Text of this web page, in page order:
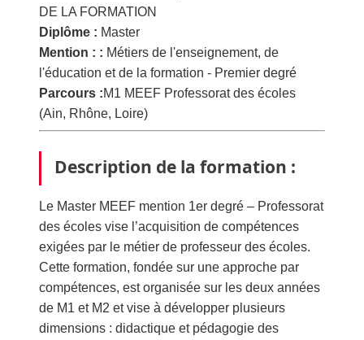
DE LA FORMATION
Diplôme : Master
Mention : : Métiers de l'enseignement, de
l'éducation et de la formation - Premier degré
Parcours :M1 MEEF Professorat des écoles
(Ain, Rhône, Loire)
Description de la formation :
Le Master MEEF mention 1er degré – Professorat
des écoles vise l’acquisition de compétences
exigées par le métier de professeur des écoles.
Cette formation, fondée sur une approche par
compétences, est organisée sur les deux années
de M1 et M2 et vise à développer plusieurs
dimensions : didactique et pédagogie des